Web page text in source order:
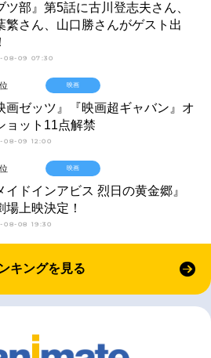
ツ部』第5話に古川登志夫さん、
繁さん、山口勝さんがゲスト出
08-09 07:30
位
画ゼッツ』『映画超ギャバン』オ
ョット11点解禁
08-09 12:00
映画
位
イドインアビス 烈日の黄金郷』
場上映決定！
08-08 19:30
映画
キングを見る